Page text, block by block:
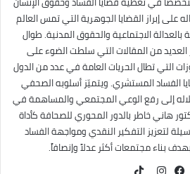
على إبراز القضايا الجوهرية التي تمس العالم
بالعدالة الاجتماعية والحقوق المدنية. طوال
العديد من المقالات التي سلطت الضوء على
التي تطال الحريات العامة في عدد من الدول
الفساد المستشري. ويتميّز أسلوبه الصحفي
إلى رفع الوعي المجتمعي والمساهمة في
هاني خاطر بالدور المحوري للصحافة كأداة
لتعزيز التفكير النقدي ومواجهة الفساد
بناء مجتمعات أكثر عدلاً وإنصافاً.